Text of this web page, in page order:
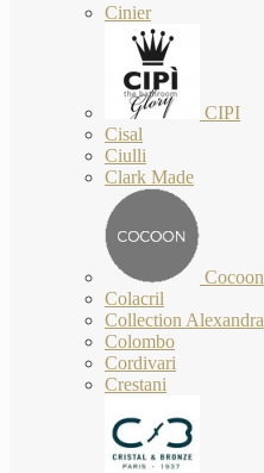
Cinier
CIPI
Cisal
Ciulli
Clark Made
Cocoon
Colacril
Collection Alexandra
Colombo
Cordivari
Crestani